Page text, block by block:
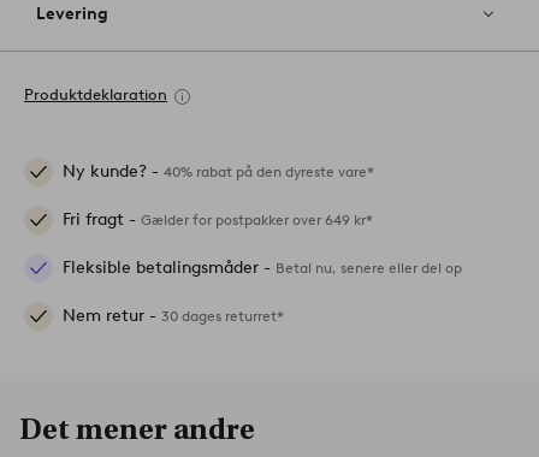
Levering
Produktdeklaration
Ny kunde? - 40% rabat på den dyreste vare*
Fri fragt - Gælder for postpakker over 649 kr*
Fleksible betalingsmåder - Betal nu, senere eller del op
Nem retur - 30 dages returret*
Det mener andre